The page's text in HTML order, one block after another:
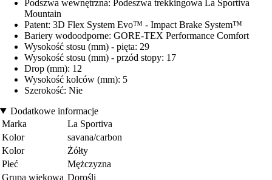
Podszwa wewnętrzna: Podeszwa trekkingowa La Sportiva
Mountain
Patent: 3D Flex System Evo™ - Impact Brake System™
Bariery wodoodporne: GORE-TEX Performance Comfort
Wysokość stosu (mm) - pięta: 29
Wysokość stosu (mm) - przód stopy: 17
Drop (mm): 12
Wysokość kolców (mm): 5
Szerokość: Nie
Dodatkowe informacje
Marka
La Sportiva
Kolor
savana/carbon
Kolor
Żółty
Płeć
Mężczyzna
Grupa wiekowa Dorośli